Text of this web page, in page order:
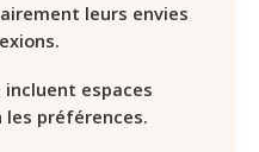
leurs envies
espaces
les préférences.